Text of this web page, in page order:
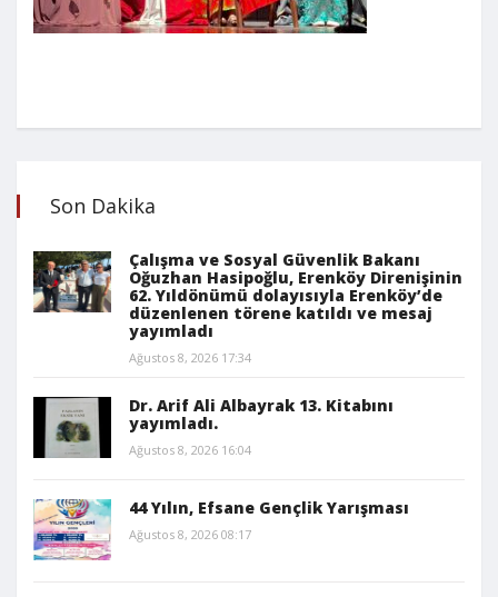
Son Dakika
Çalışma ve Sosyal Güvenlik Bakanı
Oğuzhan Hasipoğlu, Erenköy Direnişinin
62. Yıldönümü dolayısıyla Erenköy’de
düzenlenen törene katıldı ve mesaj
yayımladı
Ağustos 8, 2026 17:34
Dr. Arif Ali Albayrak 13. Kitabını
yayımladı.
Ağustos 8, 2026 16:04
44 Yılın, Efsane Gençlik Yarışması
Ağustos 8, 2026 08:17